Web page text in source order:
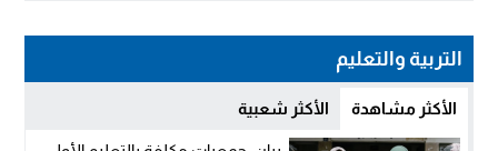
التربية والتعليم
الأكثر مشاهدة الأكثر شعبية